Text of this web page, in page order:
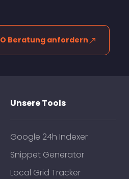
Beratung anfordern
Unsere Tools
Google 24h Indexer
Snippet Generator
Local Grid Tracker